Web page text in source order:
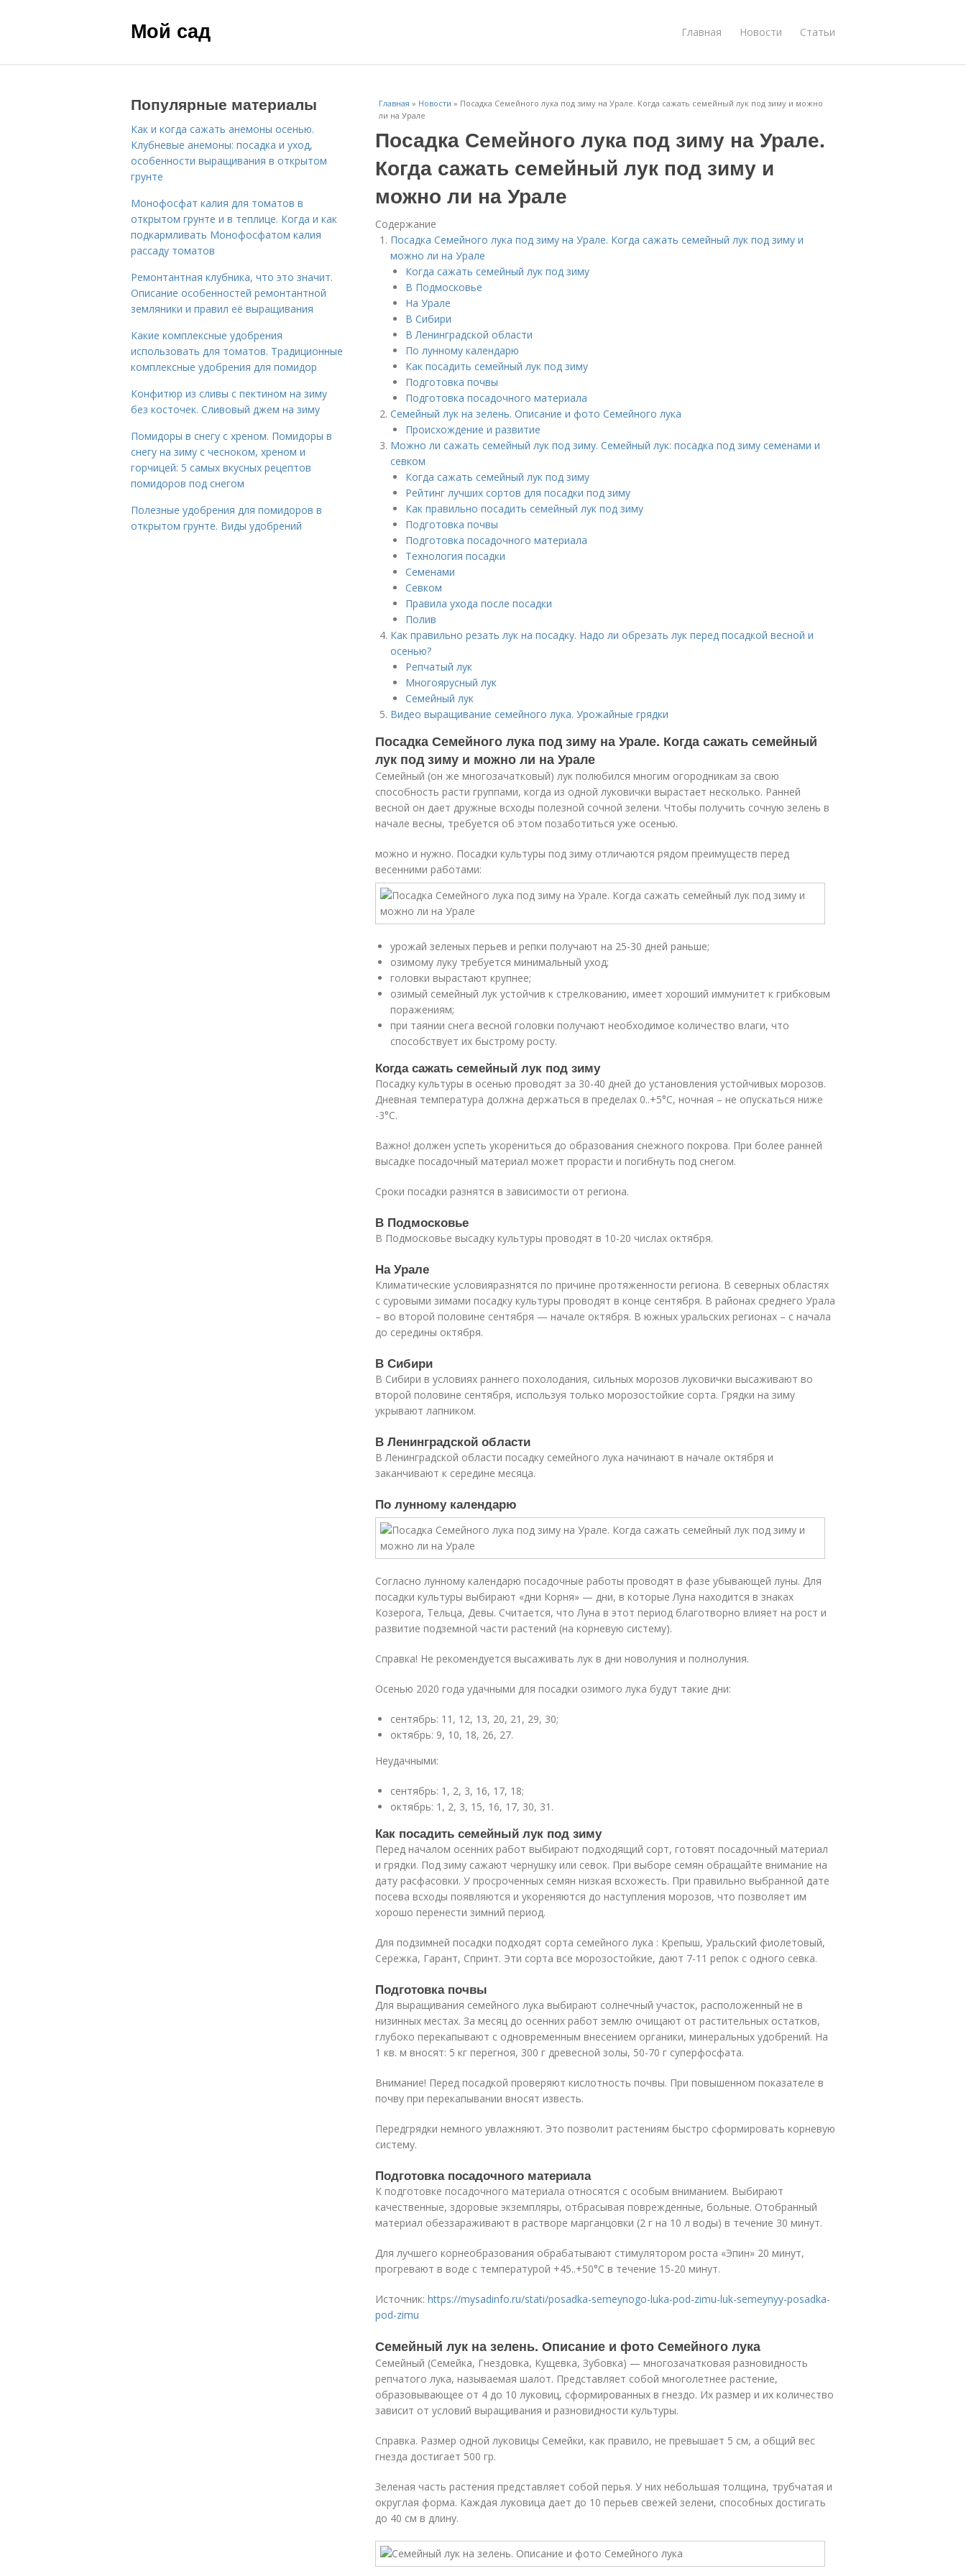
Мой сад Главная Новости Статьи
Главная » Новости » Посадка Семейного лука под зиму на Урале. Когда сажать семейный лук под зиму и можно
ли на Урале
Посадка Семейного лука под зиму на Урале.
Когда сажать семейный лук под зиму и
можно ли на Урале
Содержание
Посадка Семейного лука под зиму на Урале. Когда сажать семейный лук под зиму и
можно ли на Урале
Когда сажать семейный лук под зиму
В Подмосковье
На Урале
В Сибири
В Ленинградской области
По лунному календарю
Как посадить семейный лук под зиму
Подготовка почвы
Подготовка посадочного материала
Семейный лук на зелень. Описание и фото Семейного лука
Происхождение и развитие
Можно ли сажать семейный лук под зиму. Семейный лук: посадка под зиму семенами и
севком
Когда сажать семейный лук под зиму
Рейтинг лучших сортов для посадки под зиму
Как правильно посадить семейный лук под зиму
Подготовка почвы
Подготовка посадочного материала
Технология посадки
Семенами
Севком
Правила ухода после посадки
Полив
Как правильно резать лук на посадку. Надо ли обрезать лук перед посадкой весной и
осенью?
Репчатый лук
Многоярусный лук
Семейный лук
Видео выращивание семейного лука. Урожайные грядки
Посадка Семейного лука под зиму на Урале. Когда сажать семейный
лук под зиму и можно ли на Урале
Семейный (он же многозачатковый) лук полюбился многим огородникам за свою
способность расти группами, когда из одной луковички вырастает несколько. Ранней
весной он дает дружные всходы полезной сочной зелени. Чтобы получить сочную зелень в
начале весны, требуется об этом позаботиться уже осенью.
можно и нужно. Посадки культуры под зиму отличаются рядом преимуществ перед
весенними работами:
урожай зеленых перьев и репки получают на 25-30 дней раньше;
озимому луку требуется минимальный уход;
головки вырастают крупнее;
озимый семейный лук устойчив к стрелкованию, имеет хороший иммунитет к грибковым
поражениям;
при таянии снега весной головки получают необходимое количество влаги, что
способствует их быстрому росту.
Когда сажать семейный лук под зиму
Посадку культуры в осенью проводят за 30-40 дней до установления устойчивых морозов.
Дневная температура должна держаться в пределах 0..+5°C, ночная – не опускаться ниже
-3°C.
Важно! должен успеть укорениться до образования снежного покрова. При более ранней
высадке посадочный материал может прорасти и погибнуть под снегом.
Сроки посадки разнятся в зависимости от региона.
В Подмосковье
В Подмосковье высадку культуры проводят в 10-20 числах октября.
На Урале
Климатические условияразнятся по причине протяженности региона. В северных областях
с суровыми зимами посадку культуры проводят в конце сентября. В районах среднего Урала
– во второй половине сентября — начале октября. В южных уральских регионах – с начала
до середины октября.
В Сибири
В Сибири в условиях раннего похолодания, сильных морозов луковички высаживают во
второй половине сентября, используя только морозостойкие сорта. Грядки на зиму
укрывают лапником.
В Ленинградской области
В Ленинградской области посадку семейного лука начинают в начале октября и
заканчивают к середине месяца.
По лунному календарю
Согласно лунному календарю посадочные работы проводят в фазе убывающей луны. Для
посадки культуры выбирают «дни Корня» — дни, в которые Луна находится в знаках
Козерога, Тельца, Девы. Считается, что Луна в этот период благотворно влияет на рост и
развитие подземной части растений (на корневую систему).
Справка! Не рекомендуется высаживать лук в дни новолуния и полнолуния.
Осенью 2020 года удачными для посадки озимого лука будут такие дни:
сентябрь: 11, 12, 13, 20, 21, 29, 30;
октябрь: 9, 10, 18, 26, 27.
Неудачными:
сентябрь: 1, 2, 3, 16, 17, 18;
октябрь: 1, 2, 3, 15, 16, 17, 30, 31.
Как посадить семейный лук под зиму
Перед началом осенних работ выбирают подходящий сорт, готовят посадочный материал
и грядки. Под зиму сажают чернушку или севок. При выборе семян обращайте внимание на
дату расфасовки. У просроченных семян низкая всхожесть. При правильно выбранной дате
посева всходы появляются и укореняются до наступления морозов, что позволяет им
хорошо перенести зимний период.
Для подзимней посадки подходят сорта семейного лука : Крепыш, Уральский фиолетовый,
Сережка, Гарант, Спринт. Эти сорта все морозостойкие, дают 7-11 репок с одного севка.
Подготовка почвы
Для выращивания семейного лука выбирают солнечный участок, расположенный не в
низинных местах. За месяц до осенних работ землю очищают от растительных остатков,
глубоко перекапывают с одновременным внесением органики, минеральных удобрений. На
1 кв. м вносят: 5 кг перегноя, 300 г древесной золы, 50-70 г суперфосфата.
Внимание! Перед посадкой проверяют кислотность почвы. При повышенном показателе в
почву при перекапывании вносят известь.
Передгрядки немного увлажняют. Это позволит растениям быстро сформировать корневую
систему.
Подготовка посадочного материала
К подготовке посадочного материала относятся с особым вниманием. Выбирают
качественные, здоровые экземпляры, отбрасывая поврежденные, больные. Отобранный
материал обеззараживают в растворе марганцовки (2 г на 10 л воды) в течение 30 минут.
Для лучшего корнеобразования обрабатывают стимулятором роста «Эпин» 20 минут,
прогревают в воде с температурой +45..+50°C в течение 15-20 минут.
Источник: https://mysadinfo.ru/stati/posadka-semeynogo-luka-pod-zimu-luk-semeynyy-posadka-
pod-zimu
Семейный лук на зелень. Описание и фото Семейного лука
Семейный (Семейка, Гнездовка, Кущевка, Зубовка) — многозачатковая разновидность
репчатого лука, называемая шалот. Представляет собой многолетнее растение,
образовывающее от 4 до 10 луковиц, сформированных в гнездо. Их размер и их количество
зависит от условий выращивания и разновидности культуры.
Справка. Размер одной луковицы Семейки, как правило, не превышает 5 см, а общий вес
гнезда достигает 500 гр.
Зеленая часть растения представляет собой перья. У них небольшая толщина, трубчатая и
округлая форма. Каждая луковица дает до 10 перьев свежей зелени, способных достигать
до 40 см в длину.
Популярные материалы
Как и когда сажать анемоны осенью.
Клубневые анемоны: посадка и уход,
особенности выращивания в открытом
грунте
Монофосфат калия для томатов в
открытом грунте и в теплице. Когда и как
подкармливать Монофосфатом калия
рассаду томатов
Ремонтантная клубника, что это значит.
Описание особенностей ремонтантной
земляники и правил её выращивания
Какие комплексные удобрения
использовать для томатов. Традиционные
комплексные удобрения для помидор
Конфитюр из сливы с пектином на зиму
без косточек. Сливовый джем на зиму
Помидоры в снегу с хреном. Помидоры в
снегу на зиму с чесноком, хреном и
горчицей: 5 самых вкусных рецептов
помидоров под снегом
Полезные удобрения для помидоров в
открытом грунте. Виды удобрений